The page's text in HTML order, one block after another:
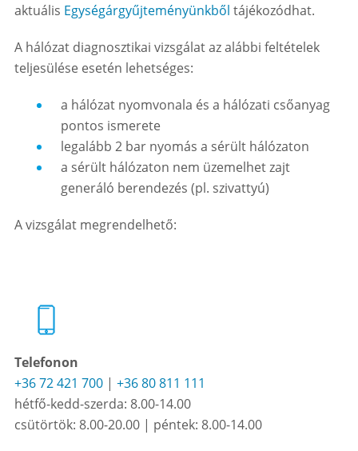
aktuális Egységárgyűjteményünkből tájékozódhat.
A hálózat diagnosztikai vizsgálat az alábbi feltételek
teljesülése esetén lehetséges:
a hálózat nyomvonala és a hálózati csőanyag
pontos ismerete
legalább 2 bar nyomás a sérült hálózaton
a sérült hálózaton nem üzemelhet zajt
generáló berendezés (pl. szivattyú)
A vizsgálat megrendelhető:
Telefonon
+36 72 421 700| +36 80 811 111
hétfő-kedd-szerda: 8.00-14.00
csütörtök: 8.00-20.00 | péntek: 8.00-14.00